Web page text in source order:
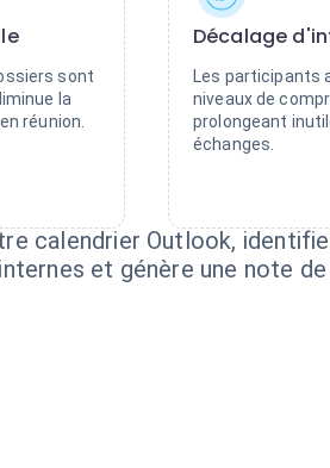
sont
la
réunion.
Décalage
Les participants
niveaux de
prolongeant
échanges.
calendrier Outlook,
et génère une note